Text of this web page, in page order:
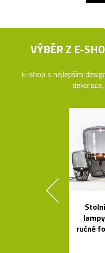
VÝBĚR Z E-
E-shop s nejlepším
ručně